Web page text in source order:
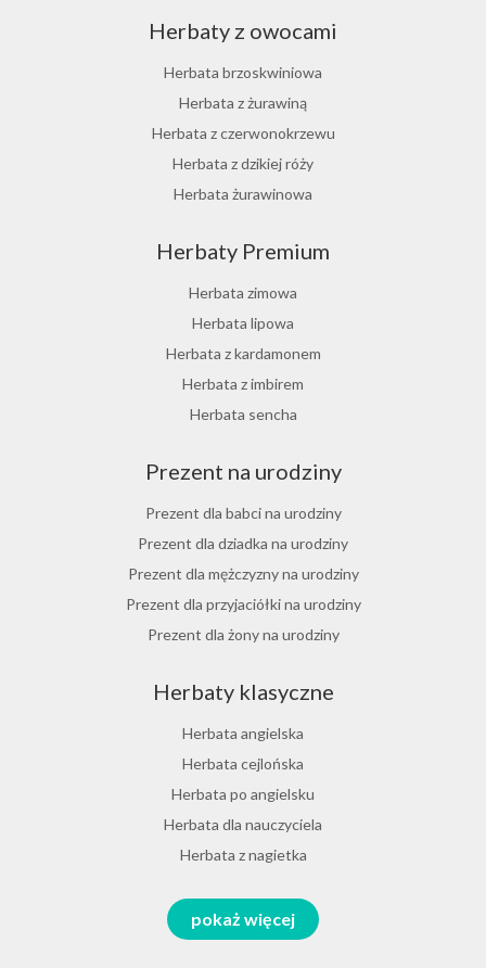
Herbaty z owocami
Herbata brzoskwiniowa
Herbata z żurawiną
Herbata z czerwonokrzewu
Herbata z dzikiej róży
Herbata żurawinowa
Ostrokrzew paragwajski
Hibiskus herbata
Herbata różana
Herbata z lukrecji
Herbata z rokitnika
Herbata jesienna
Herbaty Premium
Herbata zimowa
Herbata lipowa
Herbata z kardamonem
Herbata z imbirem
Herbata sencha
Herbata jaśminowa
Herbata jasminowa
Herbata rumiankowa
Koper włoski herbata
Herbata z goździkami
Herbata z cynamonem
Prezent na urodziny
Prezent dla babci na urodziny
Prezent dla dziadka na urodziny
Prezent dla mężczyzny na urodziny
Prezent dla przyjaciółki na urodziny
Prezent dla żony na urodziny
Prezent dla dziewczyny na urodziny
Prezent dla koleżanki na urodziny
Prezent dla mamy na urodziny
Prezent dla taty na urodziny
Prezent dla męża na urodziny
Prezent dla przyjaciela na urodziny
Herbaty klasyczne
Herbata angielska
Herbata cejlońska
Herbata po angielsku
Herbata dla nauczyciela
Herbata z nagietka
Melisa herbata
Zestawy na różne okazje
pokaż więcej